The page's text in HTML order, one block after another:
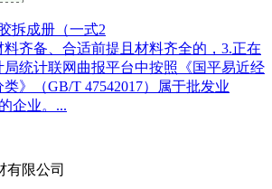
拆成册（一式2
料齐备、合适前提且材料齐全的，3.正在
局统计联网曲报平台中按照《国平易近经
》（GB/T 47542017）属于批发业
企业。...
有限公司